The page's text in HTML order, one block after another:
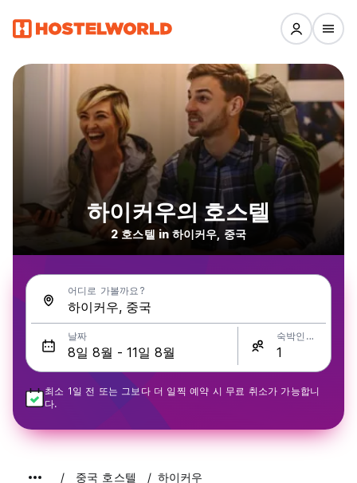
하이커우의 호스텔
2 호스텔 in 하이커우, 중국
어디로 가볼까요?
날짜 숙박인원
최소 1일 전 또는 그보다 더 일찍 예약 시 무료 취소가 가능합니
다.
중국 호스텔 하이커우